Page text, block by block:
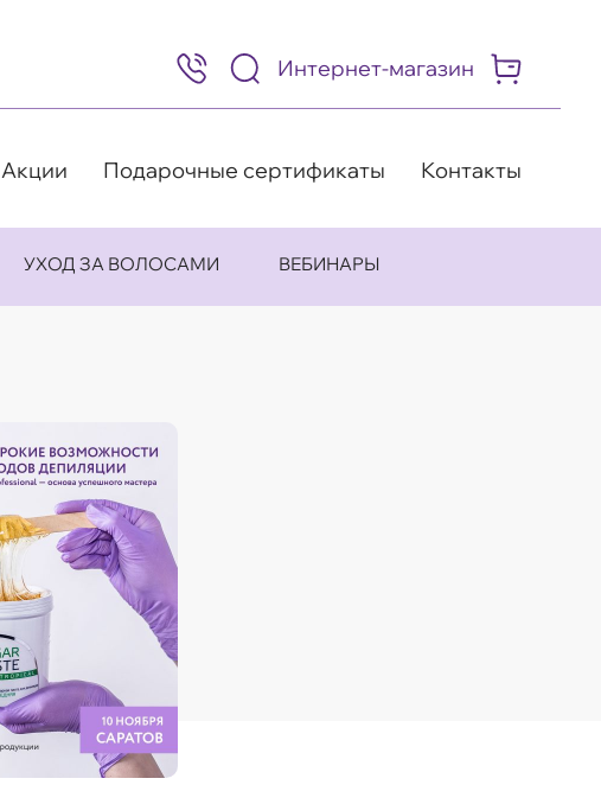
8
(495)
505-
98
Интернет-магазин
Акции Подарочные сертификаты Контакты
УХОД ЗА ВОЛОСАМИ ВЕБИНАРЫ